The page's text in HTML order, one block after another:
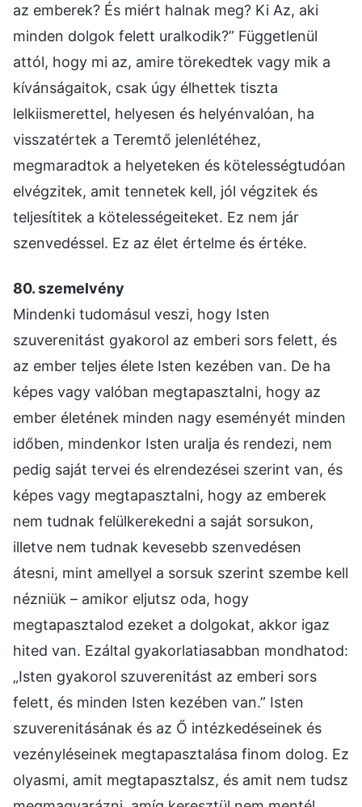
az emberek? És miért halnak meg? Ki Az, aki
minden dolgok felett uralkodik?” Függetlenül
attól, hogy mi az, amire törekedtek vagy mik a
kívánságaitok, csak úgy élhettek tiszta
lelkiismerettel, helyesen és helyénvalóan, ha
visszatértek a Teremtő jelenlétéhez,
megmaradtok a helyeteken és kötelességtudóan
elvégzitek, amit tennetek kell, jól végzitek és
teljesítitek a kötelességeiteket. Ez nem jár
szenvedéssel. Ez az élet értelme és értéke.
80. szemelvény
Mindenki tudomásul veszi, hogy Isten
szuverenitást gyakorol az emberi sors felett, és
az ember teljes élete Isten kezében van. De ha
képes vagy valóban megtapasztalni, hogy az
ember életének minden nagy eseményét minden
időben, mindenkor Isten uralja és rendezi, nem
pedig saját tervei és elrendezései szerint van, és
képes vagy megtapasztalni, hogy az emberek
nem tudnak felülkerekedni a saját sorsukon,
illetve nem tudnak kevesebb szenvedésen
átesni, mint amellyel a sorsuk szerint szembe kell
nézniük – amikor eljutsz oda, hogy
megtapasztalod ezeket a dolgokat, akkor igaz
hited van. Ezáltal gyakorlatiasabban mondhatod:
„Isten gyakorol szuverenitást az emberi sors
felett, és minden Isten kezében van.” Isten
szuverenitásának és az Ő intézkedéseinek és
vezényléseinek megtapasztalása finom dolog. Ez
olyasmi, amit megtapasztalsz, és amit nem tudsz